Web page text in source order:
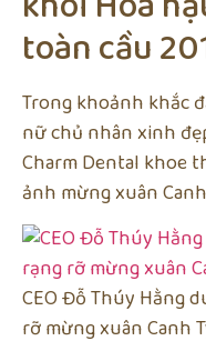
toàn cầu
Trong khoảnh khắc
nữ chủ nhân xinh
Charm Dental khoe
ảnh mừng xuân
CEO Đỗ Thúy Hằng
rỡ mừng xuân Canh